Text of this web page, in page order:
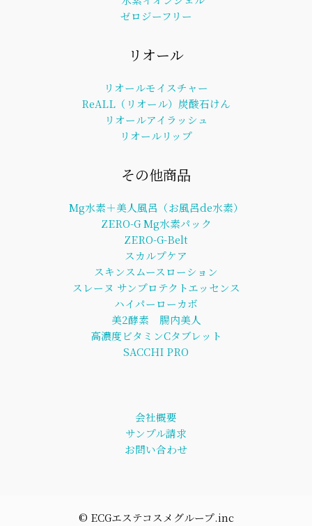
ゼロジーフリー
リオール
リオールモイスチャー
ReALL（リオール）炭酸石けん
リオールアイラッシュ
リオールリップ
その他商品
Mg水素＋美人風呂（お風呂de水素）
ZERO-G Mg水素パック
ZERO-G-Belt
スカルプケア
スキンスムースローション
スレーヌ サンプロテクトエッセンス
ハイパーローカボ
美2酵素 腸内美人
高濃度ビタミンCタブレット
SACCHI PRO
会社概要
サンプル請求
お問い合わせ
©︎ ECGエステコスメグループ.inc